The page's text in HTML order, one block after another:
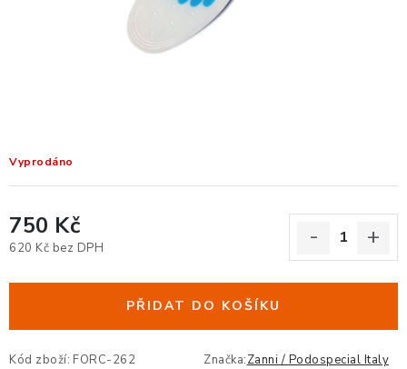
OBLÍBENÉ KATEGORIE
ZDRAVOTNICKÉ POMŮCKY
PODSTAVCE POD MONITOR
ERGONOMICKÉ MYŠI
PREZENTAČNÍ SYSTÉMY
Vyprodáno
750 Kč
620 Kč bez DPH
PŘIDAT DO KOŠÍKU
Kód zboží: FORC-262 Značka:Zanni / Podospecial Italy